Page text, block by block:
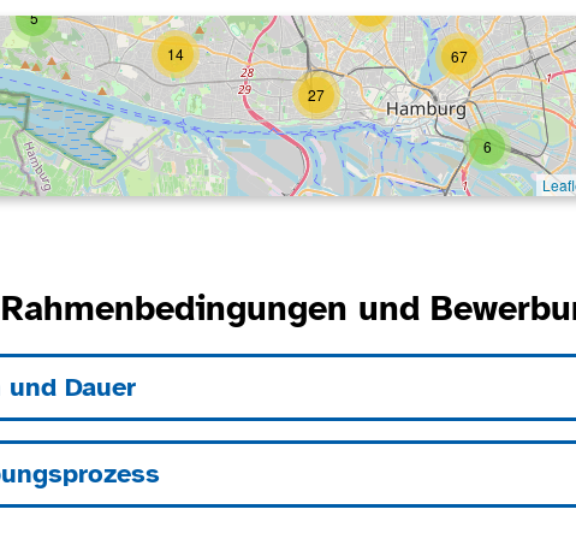
Rahmenbedingungen und
Dauer